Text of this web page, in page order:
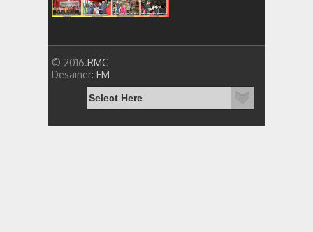
© 2016.RMC
Desainer: FM